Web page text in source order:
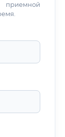
приемной